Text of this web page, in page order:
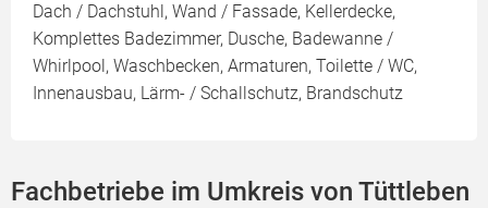
Dach / Dachstuhl, Wand / Fassade, Kellerdecke,
Komplettes Badezimmer, Dusche, Badewanne /
Whirlpool, Waschbecken, Armaturen, Toilette / WC,
Innenausbau, Lärm- / Schallschutz, Brandschutz
Fachbetriebe im Umkreis von Tüttleben